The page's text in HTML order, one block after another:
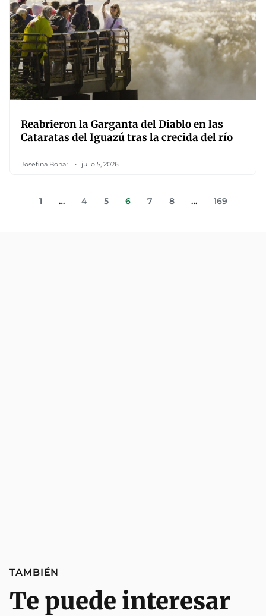
Reabrieron la Garganta del Diablo en las
Cataratas del Iguazú tras la crecida del río
Josefina Bonari julio 5, 2026
1 … 4 5 6 7 8 … 169
TAMBIÉN
Te puede interesar